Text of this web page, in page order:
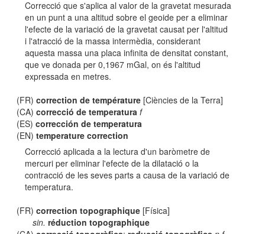
Correcció que s'aplica al valor de la gravetat mesurada
en un punt a una altitud sobre el geoide per a eliminar
l'efecte de la variació de la gravetat causat per l'altitud
i l'atracció de la massa intermèdia, considerant
aquesta massa una placa infinita de densitat constant,
que ve donada per 0,1967 mGal, on és l'altitud
expressada en metres.
(FR)correction de température [Ciències de la Terra]
(CA)correcció de temperatura f
(ES)corrección de temperatura
(EN)temperature correction
Correcció aplicada a la lectura d'un baròmetre de
mercuri per eliminar l'efecte de la dilatació o la
contracció de les seves parts a causa de la variació de
temperatura.
(FR)correction topographique [Física]
sin. réduction topographique